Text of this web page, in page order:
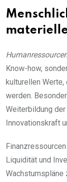
Know-how,
kulturellen
werden.
Weiterbildung
Innovationskraft
Liquidität und
Wachstumspläne